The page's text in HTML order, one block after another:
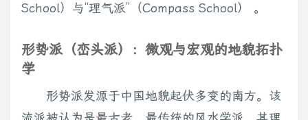
School）与“理气派”（Compass School） 。
形势派（峦头派）：微观与宏观的地貌拓扑
学
形势派发源于中国地貌起伏多变的南方。该